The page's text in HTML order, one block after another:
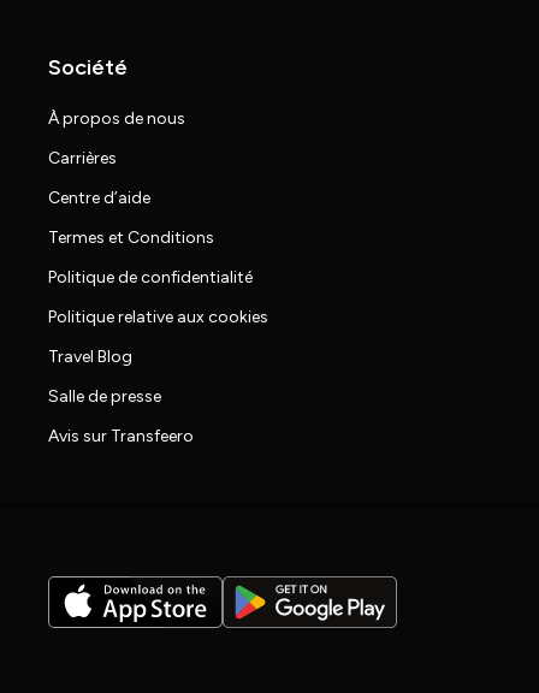
Société
À propos de nous
Carrières
Centre d’aide
Termes et Conditions
Politique de confidentialité
Politique relative aux cookies
Travel Blog
Salle de presse
Avis sur Transfeero